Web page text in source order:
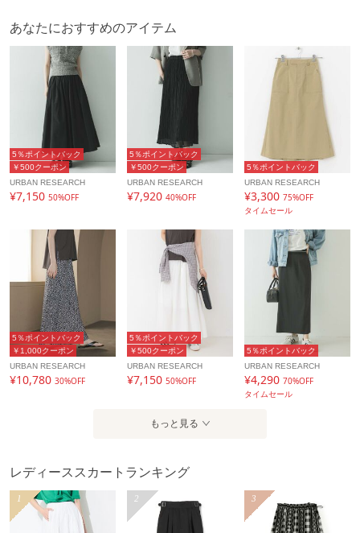
あなたにおすすめのアイテム
￥500クーポン
5％ポイントバック
URBAN RESEARCH
¥7,150 50%OFF
￥500クーポン
5％ポイントバック
URBAN RESEARCH
¥7,920 40%OFF
5％ポイントバック
URBAN RESEARCH
¥3,300 75%OFF
タイムセール
￥1,000クーポン
5％ポイントバック
URBAN RESEARCH
¥10,780 30%OFF
￥500クーポン
5％ポイントバック
URBAN RESEARCH
¥7,150 50%OFF
5％ポイントバック
URBAN RESEARCH
¥4,290 70%OFF
タイムセール
もっと見る
レディーススカートランキング
1 2 3